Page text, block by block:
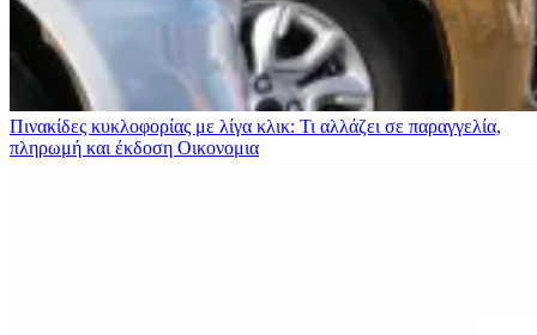
Πινακίδες κυκλοφορίας με λίγα κλικ: Τι αλλάζει σε παραγγελία,
πληρωμή και έκδοση Οικονομια